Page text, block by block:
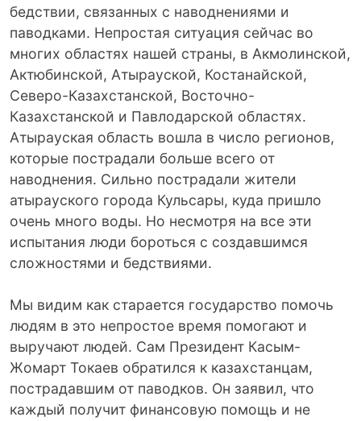
бедствии, связанных с наводнениями и
паводками. Непростая ситуация сейчас во
многих областях нашей страны, в Акмолинской,
Актюбинской, Атырауской, Костанайской,
Северо-Казахстанской, Восточно-
Казахстанской и Павлодарской областях.
Атырауская область вошла в число регионов,
которые пострадали больше всего от
наводнения. Сильно пострадали жители
атырауского города Кульсары, куда пришло
очень много воды. Но несмотря на все эти
испытания люди бороться с создавшимся
сложностями и бедствиями.
Мы видим как старается государство помочь
людям в это непростое время помогают и
выручают людей. Сам Президент Касым-
Жомарт Токаев обратился к казахстанцам,
пострадавшим от паводков. Он заявил, что
каждый получит финансовую помощь и не